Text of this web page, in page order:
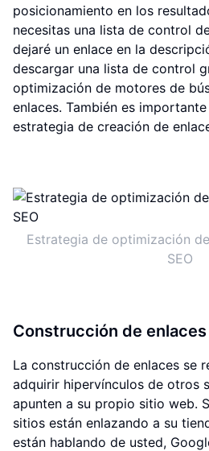
posicionamiento en los
necesitas una lista de control
dejaré un enlace en la
descargar una lista de control
optimización de motores de
enlaces. También es
estrategia de creación de
Estrategia de optimización
SEO
Construcción de enlaces
La construcción de enlaces se
adquirir hipervínculos de otros
apunten a su propio sitio web.
sitios están enlazando a su
están hablando de usted,